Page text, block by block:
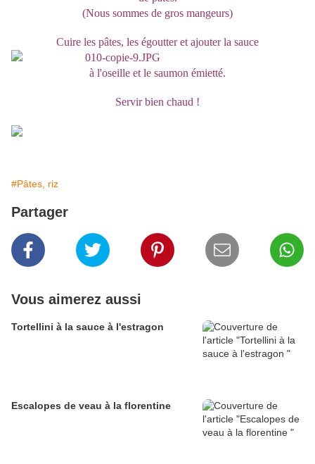
(Nous sommes de gros mangeurs)
Cuire les pâtes, les égoutter et ajouter la sauce
à l'oseille et le saumon émietté.
Servir bien chaud !
#Pâtes, riz
Partager
Vous aimerez aussi
Tortellini à la sauce à l'estragon
Escalopes de veau à la florentine